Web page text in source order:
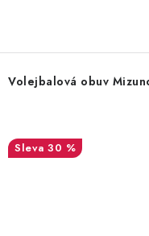
Volejbalová obuv
30 %